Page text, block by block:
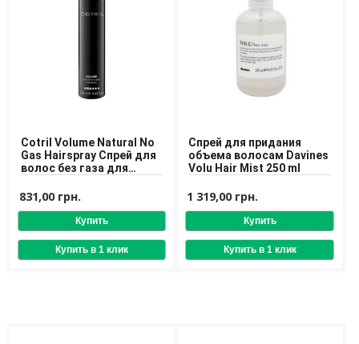
Возврат товара
Cotril Volume Natural No
Gas Hairspray Спрей для
волос без газа для
831,00 грн.
Спрей для придания
объема волосам Davines
Volu Hair Mist 250 ml
1 319,00 грн.